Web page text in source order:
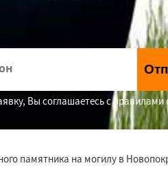
Вы соглашаетесь с
памятника на могилу в